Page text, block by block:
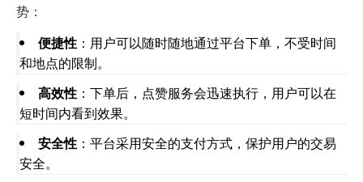
势：
便捷性 ：用户可以随时随地通过平台下单，不受时间
和地点的限制。
高效性 ：下单后，点赞服务会迅速执行，用户可以在
短时间内看到效果。
安全性 ：平台采用安全的支付方式，保护用户的交易
安全。